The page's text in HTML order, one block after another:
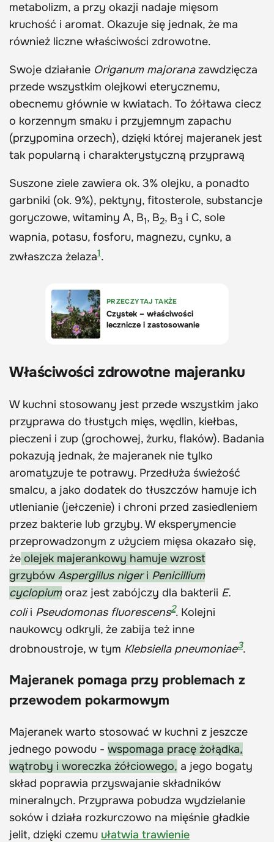
metabolizm, a przy okazji nadaje mięsom
kruchość i aromat. Okazuje się jednak, że ma
również liczne właściwości zdrowotne.
Swoje działanie Origanum majoranazawdzięcza
przede wszystkim olejkowi eterycznemu,
obecnemu głównie w kwiatach. To żółtawa ciecz
o korzennym smaku i przyjemnym zapachu
(przypomina orzech), dzięki której majeranek jest
tak popularną i charakterystyczną przyprawą
Suszone ziele zawiera ok. 3% olejku, a ponadto
garbniki (ok. 9%), pektyny, fitosterole, substancje
goryczowe, witaminy A, B1, B2, B3 i C, sole
wapnia, potasu, fosforu, magnezu, cynku, a
zwłaszcza żelaza1.
Właściwości zdrowotne majeranku
W kuchni stosowany jest przede wszystkim jako
przyprawa do tłustych mięs, wędlin, kiełbas,
pieczeni i zup (grochowej, żurku, flaków). Badania
pokazują jednak, że majeranek nie tylko
aromatyzuje te potrawy. Przedłuża świeżość
smalcu, a jako dodatek do tłuszczów hamuje ich
utlenianie (jełczenie) i chroni przed zasiedleniem
przez bakterie lub grzyby. W eksperymencie
przeprowadzonym z użyciem mięsa okazało się,
że olejek majerankowy hamuje wzrost
grzybów Aspergillus nigeri Penicillium
cyclopiumoraz jest zabójczy dla bakterii E.
colii Pseudomonas fluorescens2. Kolejni
naukowcy odkryli, że zabija też inne
drobnoustroje, w tym Klebsiella pneumoniae3.
Majeranek pomaga przy problemach z
przewodem pokarmowym
Majeranek warto stosować w kuchni z jeszcze
jednego powodu - wspomaga pracę żołądka,
wątroby i woreczka żółciowego, a jego bogaty
skład poprawia przyswajanie składników
mineralnych. Przyprawa pobudza wydzielanie
soków i działa rozkurczowo na mięśnie gładkie
jelit, dzięki czemu ułatwia trawienie